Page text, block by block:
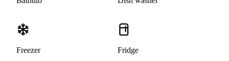
Freezer Fridge